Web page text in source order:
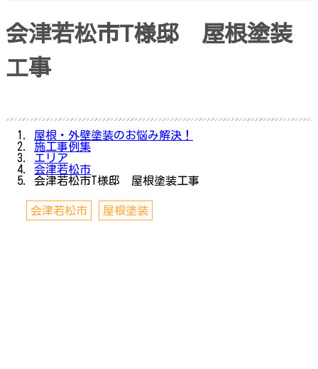
会津若松市T様邸 屋根塗装
工事
屋根・外壁塗装のお悩み解決！
施工事例集
エリア
会津若松市
会津若松市T様邸 屋根塗装工事
会津若松市 屋根塗装